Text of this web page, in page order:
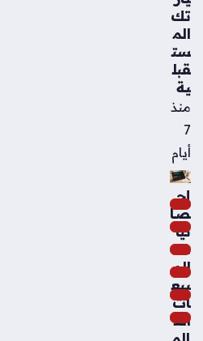
تك
الم
ست
قبل
ية
منذ
7
أيام
إح
صا
ئيا
ت
الم
بيع
ات
الع